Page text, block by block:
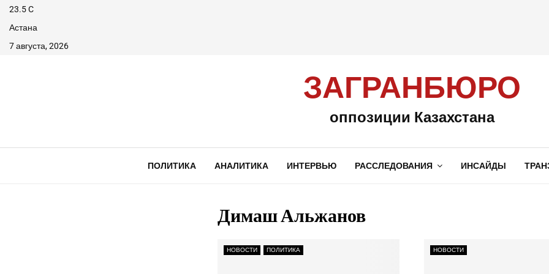
23.5C
Астана
7 августа, 2026
ЗАГРАНБЮРО
оппозиции Казахстана
ПОЛИТИКА АНАЛИТИКА ИНТЕРВЬЮ РАССЛЕДОВАНИЯ ИНСАЙДЫ
Димаш Альжанов
НОВОСТИ ПОЛИТИКА НОВОСТИ